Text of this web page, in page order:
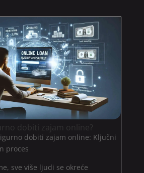
dobiti zajam online?
dobiti zajam online: Ključni
proces
sve više ljudi se okreće